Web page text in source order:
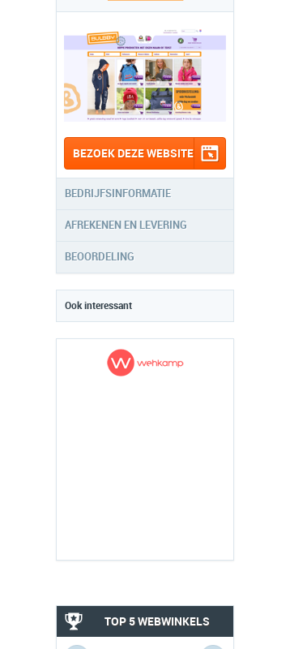
BEZOEK DEZE WEBSITE
BEDRIJFSINFORMATIE
AFREKENEN EN LEVERING
BEOORDELING
Ook interessant
TOP 5 WEBWINKELS